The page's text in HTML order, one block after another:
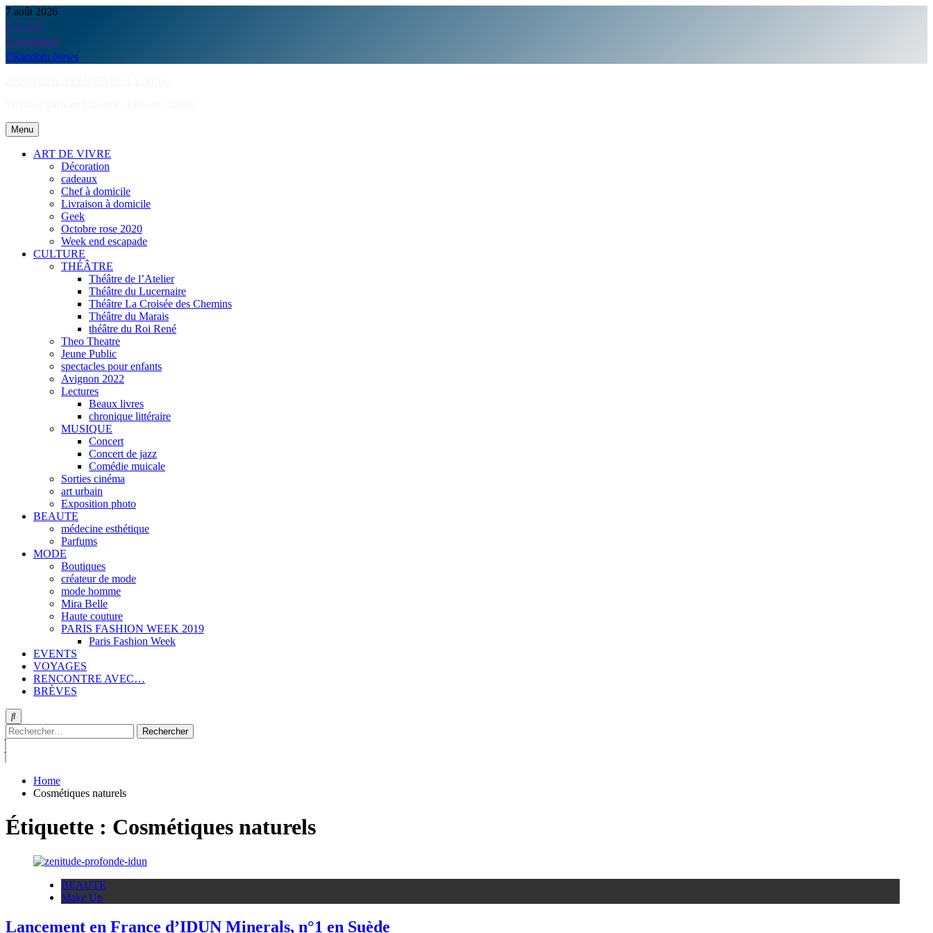
Skip
to
content
7 août 2026
Newsletter
Random News
Menu
ART DE VIVRE
Décoration
cadeaux
Chef à domicile
Livraison à domicile
Geek
Octobre rose 2020
Week end escapade
CULTURE
THÉÂTRE
Théâtre de l’Atelier
Théâtre du Lucernaire
Théâtre La Croisée des Chemins
Théâtre du Marais
théâtre du Roi René
Theo Theatre
Jeune Public
spectacles pour enfants
Avignon 2022
Lectures
Beaux livres
chronique littéraire
MUSIQUE
Concert
Concert de jazz
Comédie muicale
Sorties cinéma
art urbain
Exposition photo
BEAUTE
médecine esthétique
Parfums
MODE
Boutiques
créateur de mode
mode homme
Mira Belle
Haute couture
PARIS FASHION WEEK 2019
Paris Fashion Week
EVENTS
VOYAGES
RENCONTRE AVEC…
BRÈVES
Rechercher :
Home
Cosmétiques naturels
Étiquette : Cosmétiques naturels
BEAUTE
Make Up
Lancement en France d’IDUN Minerals, n°1 en Suède